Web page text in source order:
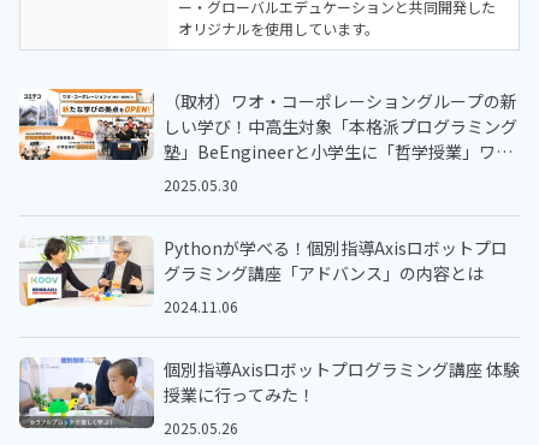
ー・グローバルエデュケーションと共同開発した
オリジナルを使用しています。
（取材）ワオ・コーポレーショングループの新
しい学び！中高生対象「本格派プログラミング
塾」BeEngineerと小学生に「哲学授業」ワオ
未来塾とは!?
2025.05.30
Pythonが学べる！個別指導Axisロボットプロ
グラミング講座「アドバンス」の内容とは
2024.11.06
個別指導Axisロボットプログラミング講座 体験
授業に行ってみた！
2025.05.26